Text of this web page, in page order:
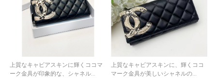
上質なキャビアスキンに輝くココマ
ーク金具が印象的な、シャネル...
上質なキャビアスキンに、輝くココ
マーク金具が美しいシャネルの...